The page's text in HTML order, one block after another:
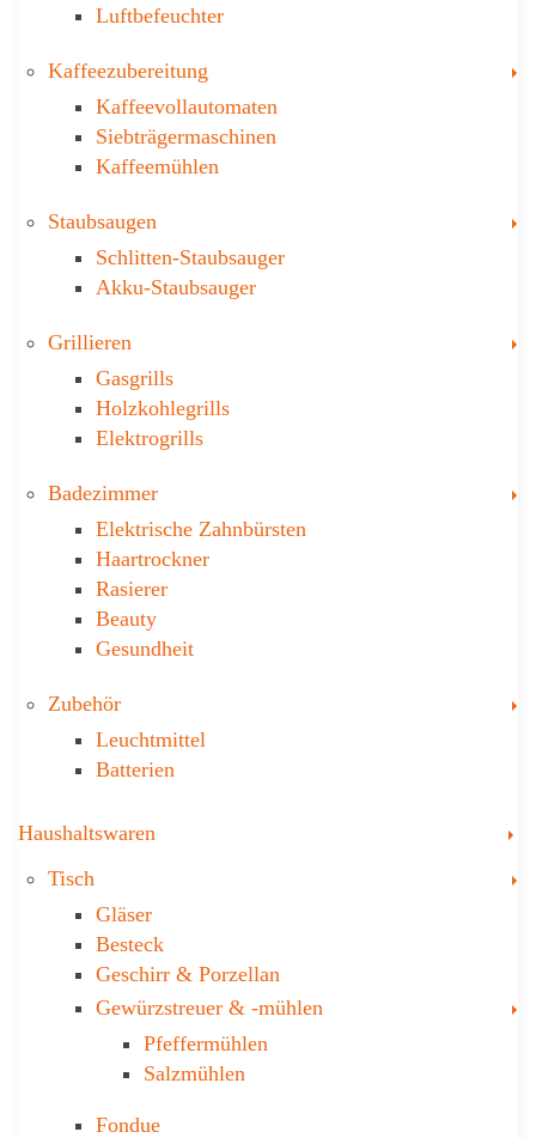
Luftbefeuchter
Kaffee­zubereitung
Kaffeevollautomaten
Siebträgermaschinen
Kaffeemühlen
Staubsaugen
Schlitten-Staubsauger
Akku-Staubsauger
Grillieren
Gasgrills
Holzkohlegrills
Elektrogrills
Badezimmer
Elektrische Zahnbürsten
Haartrockner
Rasierer
Beauty
Gesundheit
Zubehör
Leuchtmittel
Batterien
Haushaltswaren
Tisch
Gläser
Besteck
Geschirr & Porzellan
Gewürzstreuer­ & -mühlen
Pfeffermühlen
Salzmühlen
Fondue